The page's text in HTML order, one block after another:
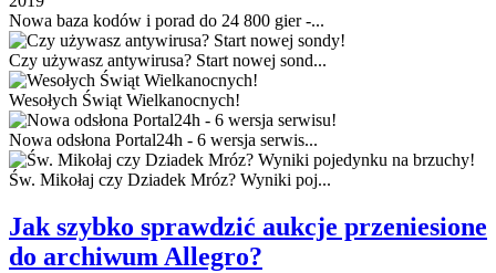
Nowa baza kodów i porad do 24 800 gier -...
Czy używasz antywirusa? Start nowej sond...
Wesołych Świąt Wielkanocnych!
Nowa odsłona Portal24h - 6 wersja serwis...
Św. Mikołaj czy Dziadek Mróz? Wyniki poj...
Jak szybko sprawdzić aukcje przeniesione
do archiwum Allegro?